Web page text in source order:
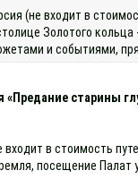
(не входит в
Золотого
и событиями,
«Предание старины
входит в стоимость
посещение Палат